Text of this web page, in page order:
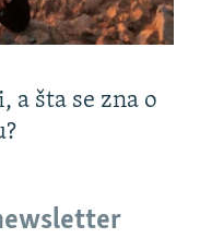
a šta se zna o